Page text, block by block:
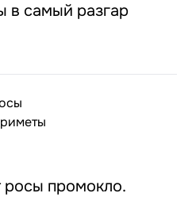
в самый разгар
росы промокло.